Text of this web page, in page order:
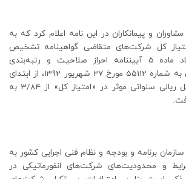
و پیمانکاران در این نامه اعلام کرد که به
کل شرکت‏‌های متقاضی گواهینامه تشخیص
صلاحیت و به استناد ماده 5 آیین‏نامه احراز صلاحیت و رتبه‏‌بندی
شرکت‌‏های انفورماتیکی به شماره 55112 مورخ 27 شهریور 1392، از ابتدای
آبان 1401 ضریب تعدیل ریالی سنواتی موثر در «امتیاز کل» از 3/84 به
برنامه و بودجه و نظام فنی اجرایی کشور به
و محدودیت‌های شرکت‌های انفورماتیکی در